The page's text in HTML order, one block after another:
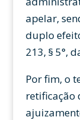
apelar,
duplo
213, § 5°,
Por fim, o
retificação